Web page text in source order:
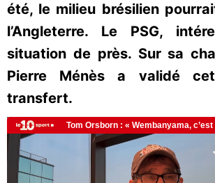
été, le milieu brésilien
l’Angleterre. Le PSG,
situation de près. Sur sa
Pierre Ménès a validé
transfert.